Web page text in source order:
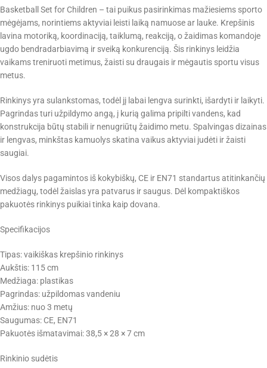
Basketball Set for Children – tai puikus pasirinkimas mažiesiems sporto
mėgėjams, norintiems aktyviai leisti laiką namuose ar lauke. Krepšinis
lavina motoriką, koordinaciją, taiklumą, reakciją, o žaidimas komandoje
ugdo bendradarbiavimą ir sveiką konkurenciją. Šis rinkinys leidžia
vaikams treniruoti metimus, žaisti su draugais ir mėgautis sportu visus
metus.
Rinkinys yra sulankstomas, todėl jį labai lengva surinkti, išardyti ir laikyti.
Pagrindas turi užpildymo angą, į kurią galima pripilti vandens, kad
konstrukcija būtų stabili ir nenugriūtų žaidimo metu. Spalvingas dizainas
ir lengvas, minkštas kamuolys skatina vaikus aktyviai judėti ir žaisti
saugiai.
Visos dalys pagamintos iš kokybiškų, CE ir EN71 standartus atitinkančių
medžiagų, todėl žaislas yra patvarus ir saugus. Dėl kompaktiškos
pakuotės rinkinys puikiai tinka kaip dovana.
Specifikacijos
Tipas: vaikiškas krepšinio rinkinys
Aukštis: 115 cm
Medžiaga: plastikas
Pagrindas: užpildomas vandeniu
Amžius: nuo 3 metų
Saugumas: CE, EN71
Pakuotės išmatavimai: 38,5 × 28 × 7 cm
Rinkinio sudėtis